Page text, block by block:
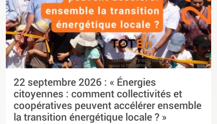
22 septembre 2026 : « Énergies
citoyennes : comment collectivités et
coopératives peuvent accélérer ensemble
la transition énergétique locale ? »